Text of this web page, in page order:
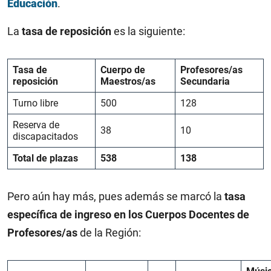
Educación.
La tasa de reposiciónes la siguiente:
Tasa de
reposición
Cuerpo de
Maestros/as
Profesores/as
Secundaria
Turno libre
500
128
Reserva de
discapacitados
38 10
Total de plazas 538 138
Pero aún hay más, pues además se marcó la tasa
específica de ingreso en los Cuerpos Docentes de
Profesores/asde la Región: